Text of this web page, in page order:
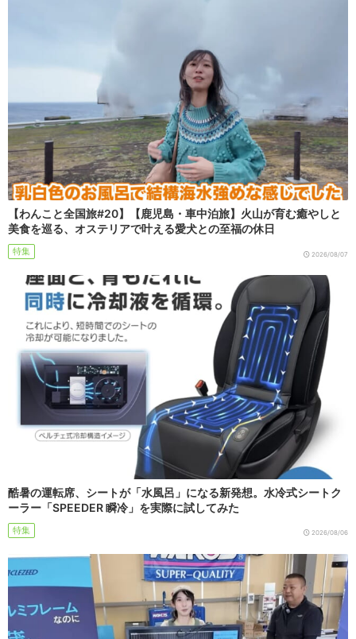
【わんこと全国旅#20】【鹿児島・車中泊旅】火山が育む癒やしと
美食を巡る、オステリアで叶える愛犬との至福の休日
特集 2026/08/07
酷暑の運転席、シートが「水風呂」になる新発想。水冷式シートク
ーラー「SPEEDER 瞬冷」を実際に試してみた
特集 2026/08/06